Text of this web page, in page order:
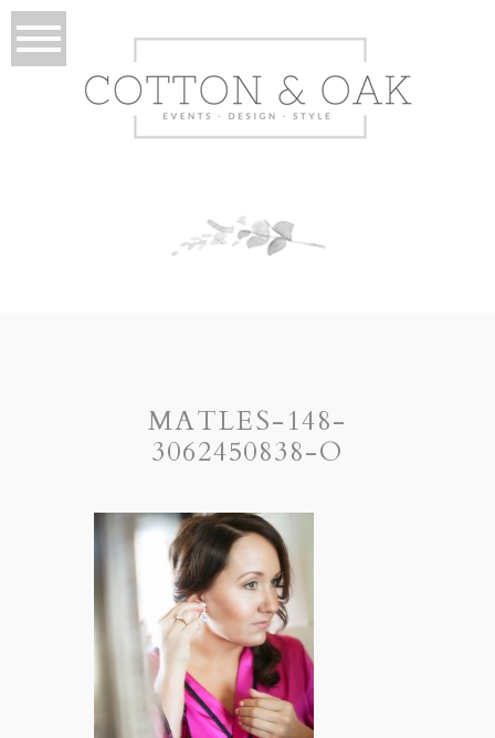
MATLES-148-
3062450838-O